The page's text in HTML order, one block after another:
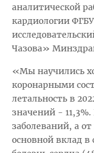
аналитической
кардиологии
Чазова»
«Мы научились
коронарными
летальность в
значений -
заболеваний, а
основной вклад